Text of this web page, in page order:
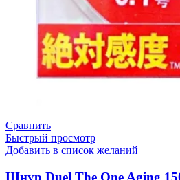
Сравнить
Быстрый просмотр
Добавить в список желаний
Шнур Duel The One Aging